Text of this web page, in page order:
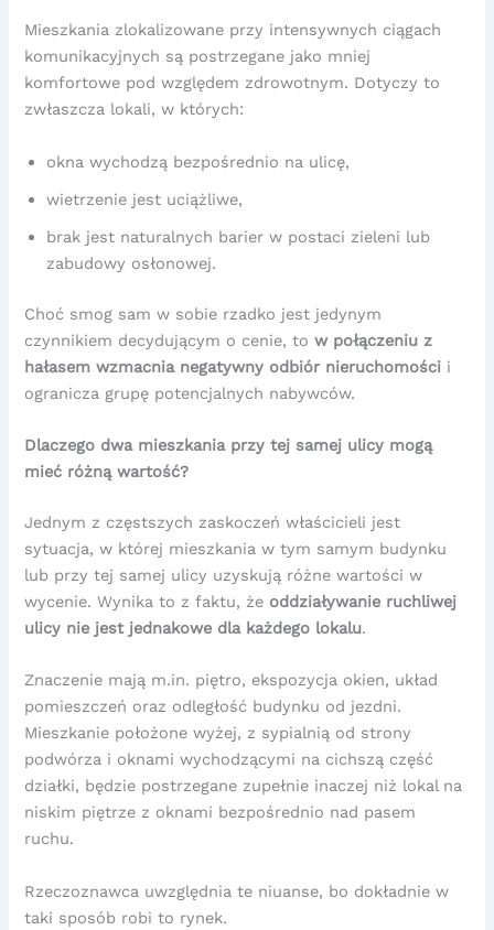
Mieszkania zlokalizowane przy intensywnych ciągach
komunikacyjnych są postrzegane jako mniej
komfortowe pod względem zdrowotnym. Dotyczy to
zwłaszcza lokali, w których:
okna wychodzą bezpośrednio na ulicę,
wietrzenie jest uciążliwe,
brak jest naturalnych barier w postaci zieleni lub
zabudowy osłonowej.
Choć smog sam w sobie rzadko jest jedynym
czynnikiem decydującym o cenie, tow połączeniu z
hałasem wzmacnia negatywny odbiór nieruchomości i
ogranicza grupę potencjalnych nabywców.
Dlaczego dwa mieszkania przy tej samej ulicy mogą
mieć różną wartość?
Jednym z częstszych zaskoczeń właścicieli jest
sytuacja, w której mieszkania w tym samym budynku
lub przy tej samej ulicy uzyskują różne wartości w
wycenie. Wynika to z faktu, że oddziaływanie ruchliwej
ulicy nie jest jednakowe dla każdego lokalu.
Znaczenie mają m.in. piętro, ekspozycja okien, układ
pomieszczeń oraz odległość budynku od jezdni.
Mieszkanie położone wyżej, z sypialnią od strony
podwórza i oknami wychodzącymi na cichszą część
działki, będzie postrzegane zupełnie inaczej niż lokal na
niskim piętrze z oknami bezpośrednio nad pasem
ruchu.
Rzeczoznawca uwzględnia te niuanse, bo dokładnie w
taki sposób robi to rynek.